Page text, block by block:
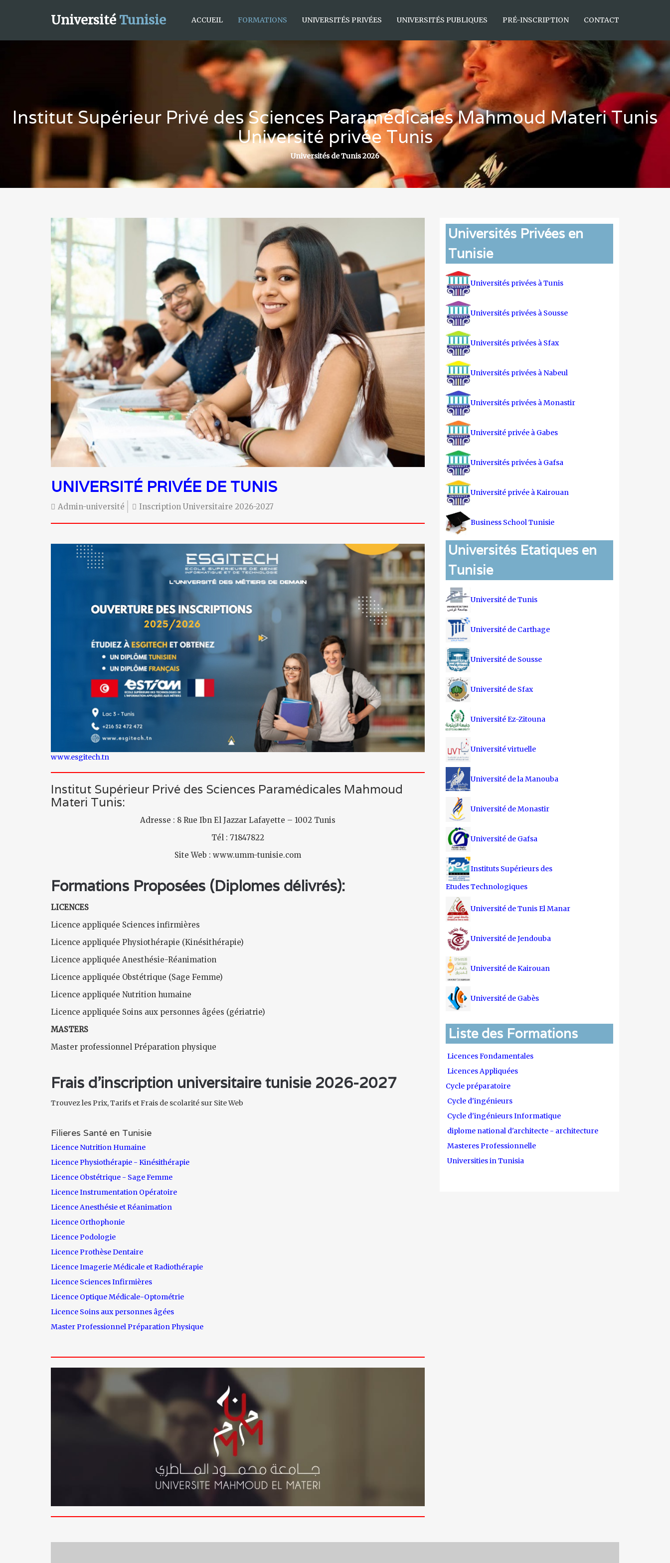
Université Tunisie ACCUEIL FORMATIONS UNIVERSITÉS PRIVÉES UNIVERSITÉS PUBLIQUES PRÉ-INSCRIPTION CONTACT
Institut Supérieur Privé des Sciences Paramédicales Mahmoud Materi Tunis
Université privée Tunis
Universités de Tunis 2026
UNIVERSITÉ PRIVÉE DE TUNIS
Admin-université Inscription Universitaire 2026-2027
www.esgitech.tn
Institut Supérieur Privé des Sciences Paramédicales Mahmoud
Materi Tunis:
Adresse : 8 Rue Ibn El Jazzar Lafayette – 1002 Tunis
Tél : 71847822
Site Web : www.umm-tunisie.com
Formations Proposées (Diplomes délivrés):
LICENCES
Licence appliquée Sciences infirmières
Licence appliquée Physiothérapie (Kinésithérapie)
Licence appliquée Anesthésie-Réanimation
Licence appliquée Obstétrique (Sage Femme)
Licence appliquée Nutrition humaine
Licence appliquée Soins aux personnes âgées (gériatrie)
MASTERS
Master professionnel Préparation physique
Frais d'inscription universitaire tunisie 2026-2027
Trouvez les Prix, Tarifs et Frais de scolarité sur Site Web
Filieres Santé en Tunisie
Licence Nutrition Humaine
Licence Physiothérapie - Kinésithérapie
Licence Obstétrique - Sage Femme
Licence Instrumentation Opératoire
Licence Anesthésie et Réanimation
Licence Orthophonie
Licence Podologie
Licence Prothèse Dentaire
Licence Imagerie Médicale et Radiothérapie
Licence Sciences Infirmières
Licence Optique Médicale-Optométrie
Licence Soins aux personnes âgées
Master Professionnel Préparation Physique
Universités Privées en
Tunisie
Universités privées à Tunis
Universités privées à Sousse
Universités privées à Sfax
Universités privées à Nabeul
Universités privées à Monastir
Université privée à Gabes
Universités privées à Gafsa
Université privée à Kairouan
Business School Tunisie
Universités Etatiques en
Tunisie
Université de Tunis
Université de Carthage
Université de Sousse
Université de Sfax
Université Ez-Zitouna
Université virtuelle
Université de la Manouba
Université de Monastir
Université de Gafsa
Instituts Supérieurs des
Etudes Technologiques
Université de Tunis El Manar
Université de Jendouba
Université de Kairouan
Université de Gabès
Liste des Formations
Licences Fondamentales
Licences Appliquées
Cycle préparatoire
Cycle d'ingénieurs
Cycle d'ingénieurs Informatique
diplome national d'architecte - architecture
Masteres Professionnelle
Universities in Tunisia